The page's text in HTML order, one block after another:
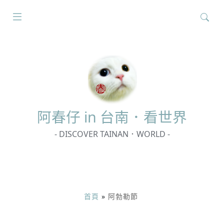
阿春仔 in 台南．看世界
- DISCOVER TAINAN．WORLD -
首頁 » 阿勃勒節